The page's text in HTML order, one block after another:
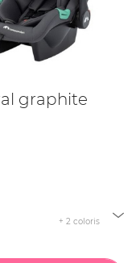
graphite
+ 2 coloris